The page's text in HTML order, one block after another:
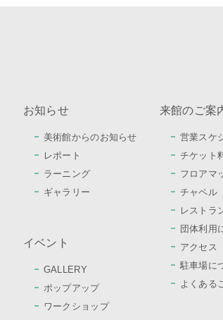
お知らせ
美術館からのお知らせ
レポート
ラーニング
ギャラリー
イベント
GALLERY
ポップアップ
ワークショップ
来館のご案
営業スケ
チケット
フロアマ
チャペル
レストラ
団体利用
アクセス
駐車場に
よくある